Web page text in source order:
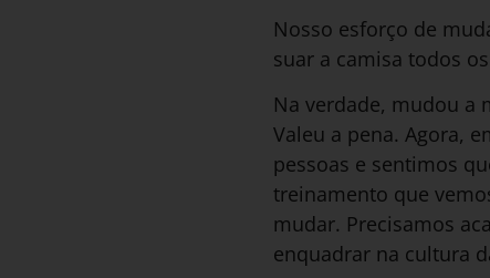
Nosso esforço de
suar a camisa todos
Na verdade, mudou a
Valeu a pena. Agora,
pessoas e sentimos
treinamento que
mudar. Precisamos
enquadrar na cultura